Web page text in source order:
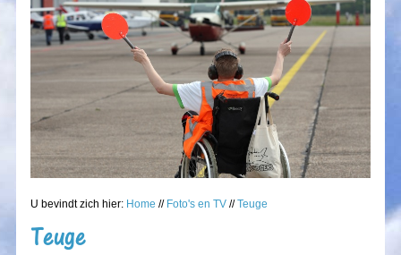
U bevindt zich hier: Home // Foto's en TV //Teuge
Teuge